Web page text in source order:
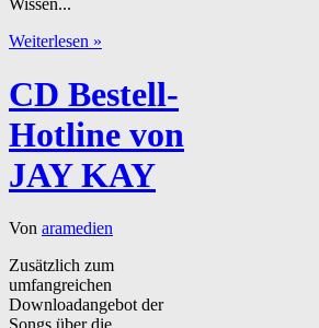
Weiterlesen »
CD Bestell-
Hotline von
JAY KAY
Von aramedien
Zusätzlich zum
umfangreichen
Downloadangebot der